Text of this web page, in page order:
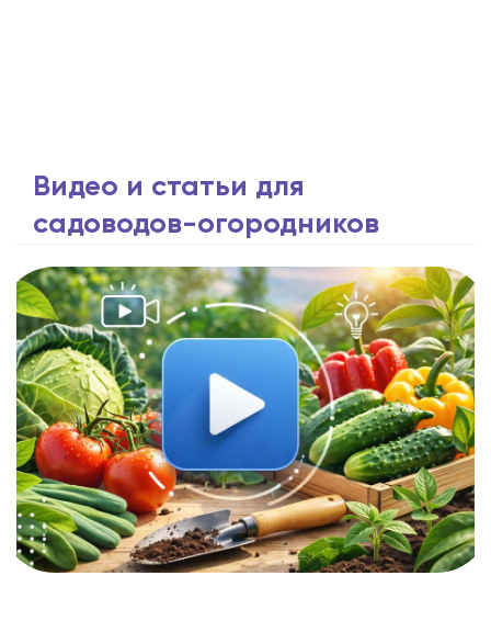
Видео и статьи для
садоводов-огородников